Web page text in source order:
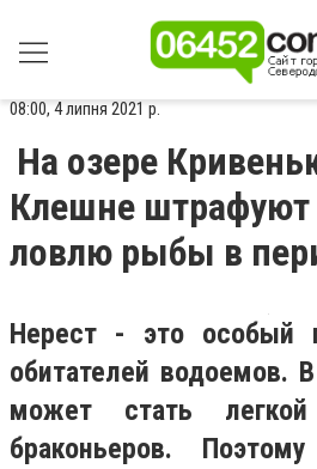
08:00, 4 липня 2021 р.
На озере
Клешне штрафуют
ловлю рыбы в
Нерест - это особый
обитателей водоемов.
может стать
браконьеров.